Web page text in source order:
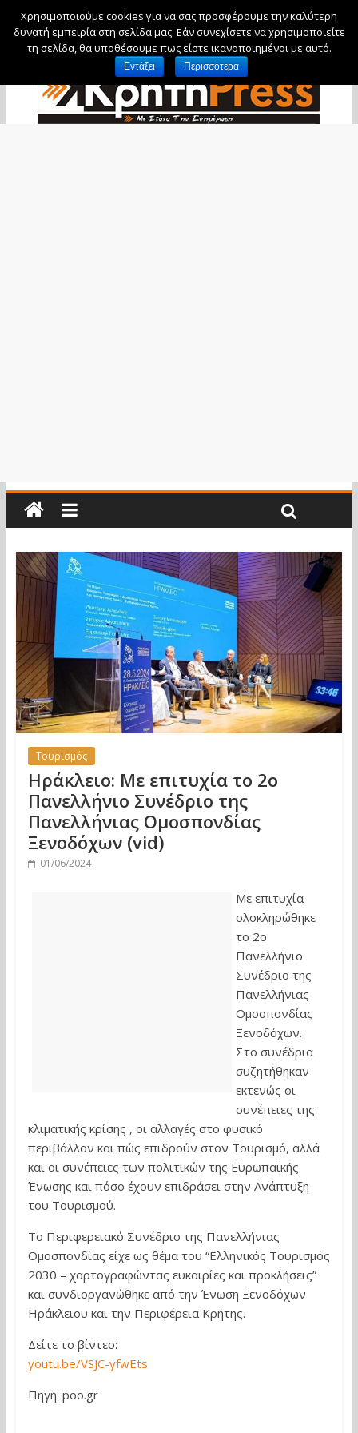
Κυριακή, 9 Αυγούστου, 2026
Τουρισμός
Ηράκλειο: Με επιτυχία το 2ο
Πανελλήνιο Συνέδριο της
Πανελλήνιας Ομοσπονδίας
Ξενοδόχων (vid)
01/06/2024
Με επιτυχία
ολοκληρώθηκε
το 2ο
Πανελλήνιο
Συνέδριο της
Πανελλήνιας
Ομοσπονδίας
Ξενοδόχων.
Στο συνέδρια
συζητήθηκαν
εκτενώς οι
συνέπειες της
κλιματικής κρίσης , οι αλλαγές στο φυσικό
περιβάλλον και πώς επιδρούν στον Τουρισμό, αλλά
και οι συνέπειες των πολιτικών της Ευρωπαϊκής
Ένωσης και πόσο έχουν επιδράσει στην Ανάπτυξη
του Τουρισμού.
Το Περιφερειακό Συνέδριο της Πανελλήνιας
Ομοσπονδίας είχε ως θέμα του “Ελληνικός Τουρισμός
2030 – χαρτογραφώντας ευκαιρίες και προκλήσεις”
και συνδιοργανώθηκε από την Ένωση Ξενοδόχων
Ηράκλειου και την Περιφέρεια Κρήτης.
Δείτε το βίντεο:
youtu.be/VSJC-yfwEts
Πηγή: poo.gr
Χρησιμοποιούμε cookies για να σας προσφέρουμε την καλύτερη
δυνατή εμπειρία στη σελίδα μας. Εάν συνεχίσετε να χρησιμοποιείτε
τη σελίδα, θα υποθέσουμε πως είστε ικανοποιημένοι με αυτό.
Εντάξει Περισσότερα